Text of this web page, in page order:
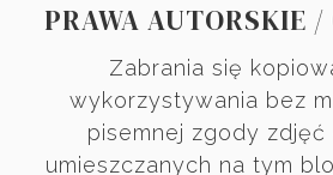
PRAWA AUTORSKIE
Zabrania się
wykorzystywania bez
pisemnej zgody zdjęć
umieszczanych na tym